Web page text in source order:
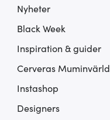
Nyheter
Black Week
Inspiration & guider
Cerveras Muminvärld
Instashop
Designers